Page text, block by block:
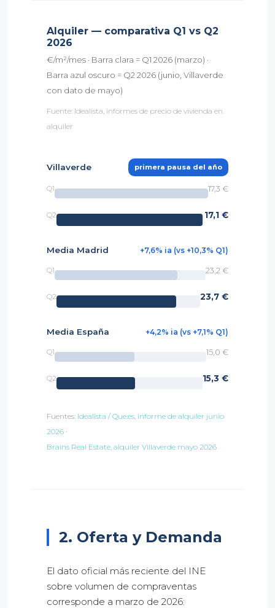
Alquiler — comparativa Q1 vs Q2
2026
€/m²/mes · Barra clara = Q1 2026 (marzo) ·
Barra azul oscuro = Q2 2026 (junio, Villaverde
con dato de mayo)
Fuente: Idealista, informes de precio de vivienda en
alquiler
Villaverde primera pausa del año
Q1 17,3 €
Q2 17,1 €
Media Madrid +7,6% ia (vs +10,3% Q1)
Q1 23,2 €
Q2 23,7 €
Media España +4,2% ia (vs +7,1% Q1)
Q1 15,0 €
Q2 15,3 €
Fuentes: Idealista / Que.es, informe de alquiler junio
2026 ·
Brains Real Estate, alquiler Villaverde mayo 2026
2. Oferta y Demanda
El dato oficial más reciente del INE
sobre volumen de compraventas
corresponde a marzo de 2026: